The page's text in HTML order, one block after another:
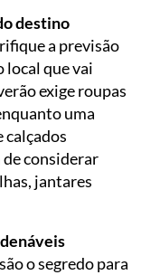
destino
a previsão
local que vai
exige roupas
uma
calçados
considerar
jantares
o segredo para